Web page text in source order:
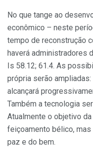
No que tange ao
econômico – neste
tempo de re­construção
haverá administradores
Is 58.12; 61.4. As
própria serão
alcançará
Também a tecnologia
Atualmen­te o objetivo
feiçoamento bélico,
paz e do bem.